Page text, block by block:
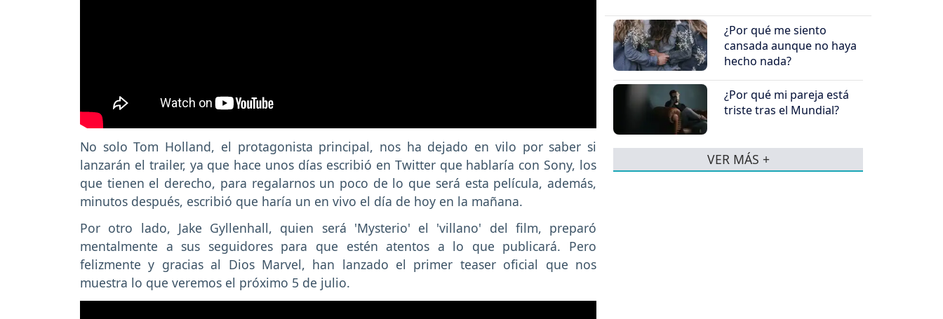
No solo Tom Holland, el protagonista principal, nos ha dejado en vilo por saber si
lanzarán el trailer, ya que hace unos días escribió en Twitter que hablaría con Sony, los
que tienen el derecho, para regalarnos un poco de lo que será esta película, además,
minutos después, escribió que haría un en vivo el día de hoy en la mañana.
Por otro lado, Jake Gyllenhall, quien será 'Mysterio' el 'villano' del film, preparó
mentalmente a sus seguidores para que estén atentos a lo que publicará. Pero
felizmente y gracias al Dios Marvel, han lanzado el primer teaser oficial que nos
muestra lo que veremos el próximo 5 de julio.
¿Por qué me siento
cansada aunque no haya
hecho nada?
¿Por qué mi pareja está
triste tras el Mundial?
VER MÁS +